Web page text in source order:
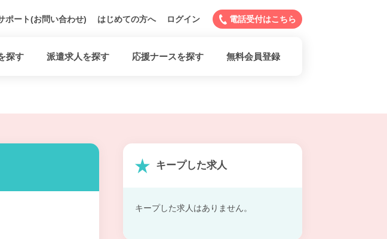
ポート(お問い合わせ) はじめての方へ ログイン 電話受付はこちら
探す 派遣求人を探す 応援ナースを探す 無料会員登録
キープした求人
キープした求人はありません。